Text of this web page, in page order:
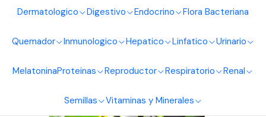
Dermatologico Digestivo Endocrino Flora Bacteriana
Quemador Inmunologico Hepatico Linfatico Urinario
MelatoninaProteinas Reproductor Respiratorio Renal
Semillas Vitaminas y Minerales